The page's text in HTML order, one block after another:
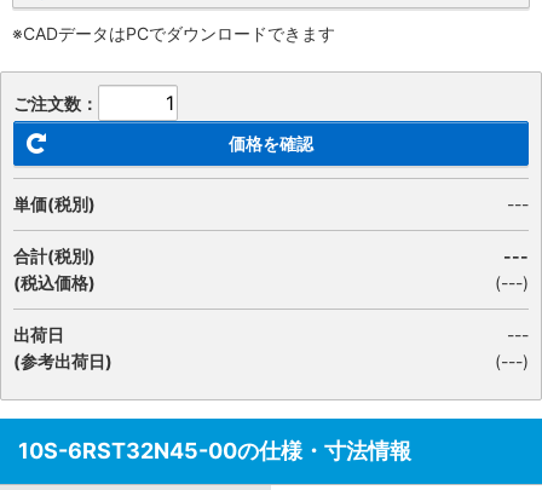
※CADデータはPCでダウンロードできます
ご注文数：
価格を確認
単価(税別) ---
合計(税別)
(税込価格)
---
(---)
出荷日
(参考出荷日)
---
(---)
10S-6RST32N45-00の仕様・寸法情報